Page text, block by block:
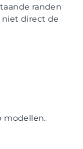
randen
niet direct de
modellen.